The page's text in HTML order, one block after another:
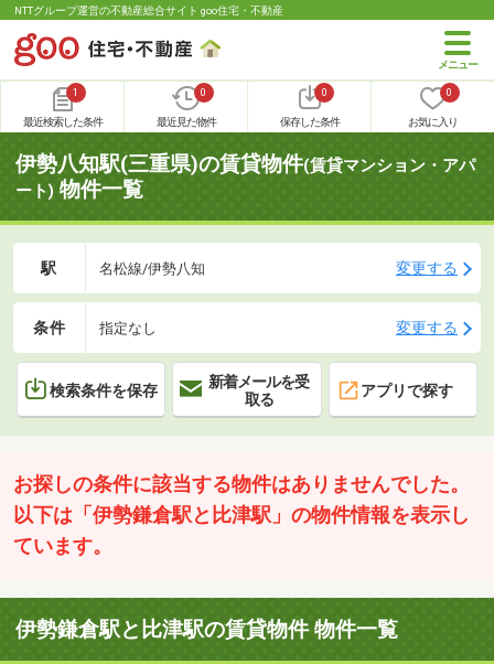
NTTグループ運営の不動産総合サイト goo住宅・不動産
1
最近検索した条件
0
最近見た物件
0
保存した条件
0
お気に入り
伊勢八知駅(三重県)の賃貸物件(賃貸マンション・アパ
ート) 物件一覧
駅 名松線/伊勢八知 変更する
条件 指定なし 変更する
検索条件を保存
新着メールを受
取る
アプリで探す
お探しの条件に該当する物件はありませんでした。
以下は「伊勢鎌倉駅と比津駅」の物件情報を表示し
ています。
伊勢鎌倉駅と比津駅の賃貸物件 物件一覧